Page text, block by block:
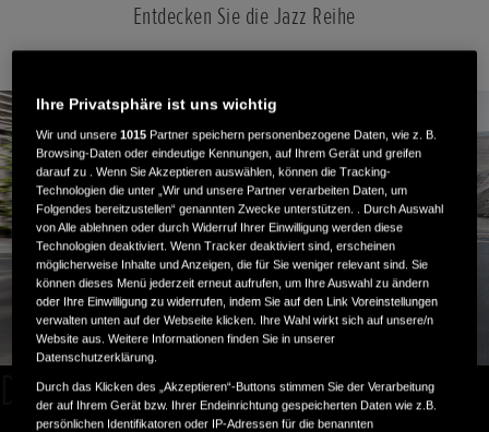
Entdecken Sie die Jazz Reihe
Der Jazz und der Jazz Crosstar Advance
Ihre Privatsphäre ist uns wichtig
Wir und unsere1015 Partner speichern personenbezogene Daten, wie z. B.
Browsing-Daten oder eindeutige Kennungen, auf Ihrem Gerät und greifen
darauf zu . Wenn Sie Akzeptieren auswählen, können die Tracking-
Technologien die unter „Wir und unsere Partner verarbeiten Daten, um
Folgendes bereitzustellen“ genannten Zwecke unterstützen. . Durch Auswahl
von Alle ablehnen oder durch Widerruf Ihrer Einwilligung werden diese
Technologien deaktiviert. Wenn Tracker deaktiviert sind, erscheinen
möglicherweise Inhalte und Anzeigen, die für Sie weniger relevant sind. Sie
können dieses Menü jederzeit erneut aufrufen, um Ihre Auswahl zu ändern
oder Ihre Einwilligung zu widerrufen, indem Sie auf den Link Voreinstellungen
verwalten unten auf der Webseite klicken. Ihre Wahl wirkt sich auf unsere/n
Website aus. Weitere Informationen finden Sie in unserer
Datenschutzerklärung.
Durch das Klicken des „Akzeptieren“-Buttons stimmen Sie der Verarbeitung
der auf Ihrem Gerät bzw. Ihrer Endeinrichtung gespeicherten Daten wie z.B.
persönlichen Identifikatoren oder IP-Adressen für die benannten